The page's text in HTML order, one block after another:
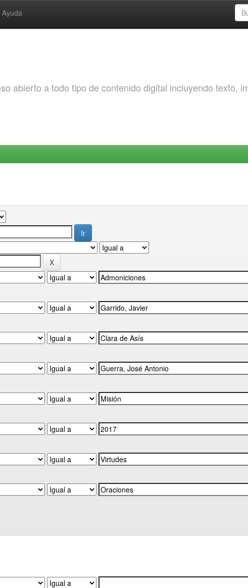
Ayuda
abierto a todo tipo de contenido digital incluyendo texto,